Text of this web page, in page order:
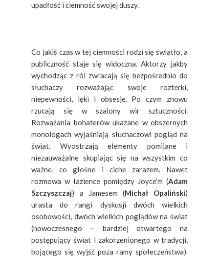
upadłość i ciemność swojej duszy.
Co jakiś czas w tej ciemności rodzi się światło, a
publiczność staje się widoczna. Aktorzy jakby
wychodząc z ról zwracają się bezpośrednio do
słuchaczy rozważając swoje rozterki,
niepewności, lęki i obsesje. Po czym znowu
rzucają się w szalony wir sztuczności.
Rozważania bohaterów ukazane w obszernych
monologach wyjaśniają słuchaczowi pogląd na
świat. Wyostrzają elementy pomijane i
niezauważalne skupiając się na wszystkim co
ważne, co głośne i ciche zarazem. Nawet
rozmowa w łazience pomiędzy Joyce’m (Adam
Szczyszczaj) a Jamesem (Michał Opaliński)
urasta do rangi dyskusji dwóch wielkich
osobowości, dwóch wielkich poglądów na świat
(nowoczesnego – bardziej otwartego na
postępujący świat i zakorzenionego w tradycji,
bojącego się wyjść poza ramy społeczeństwa).